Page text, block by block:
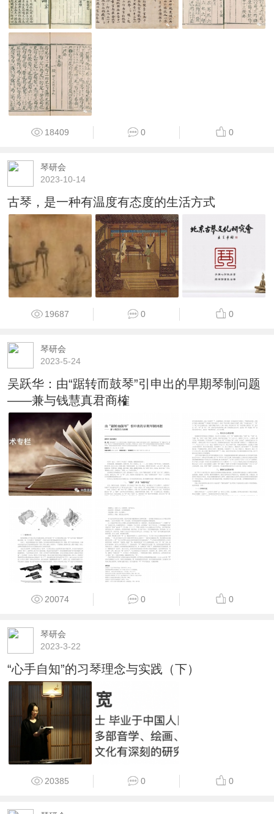
18409 0 0
琴研会
2023-10-14
古琴，是一种有温度有态度的生活方式
19687 0 0
琴研会
2023-5-24
吴跃华：由“踞转而鼓琴”引申出的早期琴制问题
——兼与钱慧真君商榷
20074 0 0
琴研会
2023-3-22
“心手自知”的习琴理念与实践（下）
20385 0 0